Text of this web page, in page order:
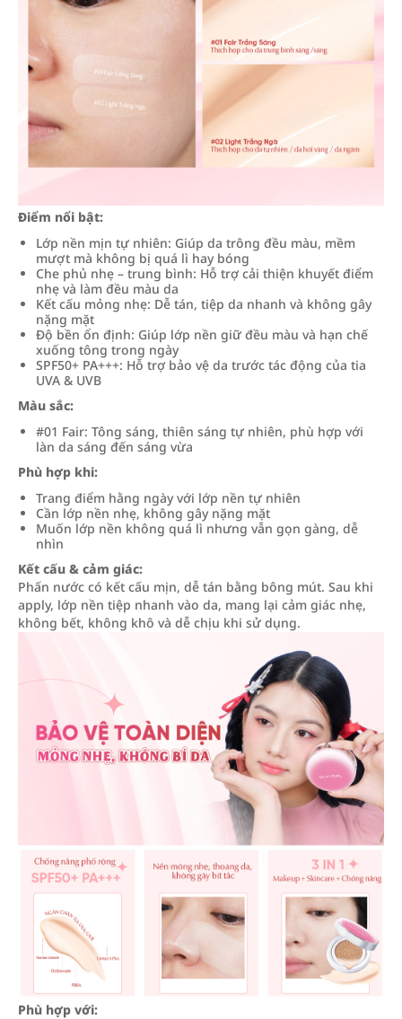
Điểm nổi bật:
Lớp nền mịn tự nhiên: Giúp da trông đều màu, mềm
mượt mà không bị quá lì hay bóng
Che phủ nhẹ – trung bình: Hỗ trợ cải thiện khuyết điểm
nhẹ và làm đều màu da
Kết cấu mỏng nhẹ: Dễ tán, tiệp da nhanh và không gây
nặng mặt
Độ bền ổn định: Giúp lớp nền giữ đều màu và hạn chế
xuống tông trong ngày
SPF50+ PA+++: Hỗ trợ bảo vệ da trước tác động của tia
UVA & UVB
Màu sắc:
#01 Fair: Tông sáng, thiên sáng tự nhiên, phù hợp với
làn da sáng đến sáng vừa
Phù hợp khi:
Trang điểm hằng ngày với lớp nền tự nhiên
Cần lớp nền nhẹ, không gây nặng mặt
Muốn lớp nền không quá lì nhưng vẫn gọn gàng, dễ
nhìn
Kết cấu & cảm giác:
Phấn nước có kết cấu mịn, dễ tán bằng bông mút. Sau khi
apply, lớp nền tiệp nhanh vào da, mang lại cảm giác nhẹ,
không bết, không khô và dễ chịu khi sử dụng.
Phù hợp với: